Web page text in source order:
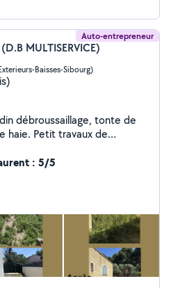
assurée.
Auto-entrepreneur
MULTISERVICE)
Baisses-Sibourg)
débroussaillage, tonte de
haie. Petit travaux de
: 5/5